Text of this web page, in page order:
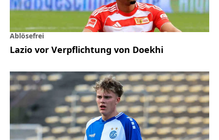
Ablösefrei
Lazio vor Verpflichtung von Doekhi